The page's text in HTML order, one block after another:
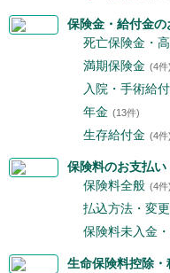
保険金・給付金の
死亡保険金・
満期保険金 (4件)
入院・手術給
年金 (13件)
生存給付金 (4件)
保険料のお支払い
保険料全般 (4件)
払込方法・変更
保険料未入金
生命保険料控除